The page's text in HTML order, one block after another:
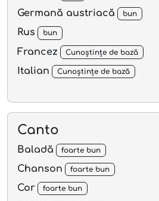
Germană austriacă bun
Rus bun
Francez Cunoștințe de bază
Italian Cunoștințe de bază
Canto
Baladă foarte bun
Chanson foarte bun
Cor foarte bun